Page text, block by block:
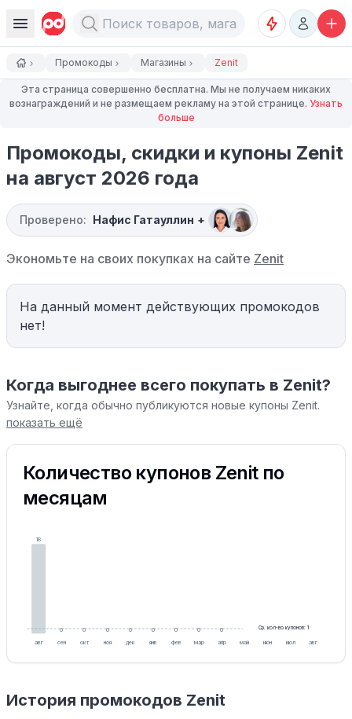
Промокоды Магазины Zenit
Эта страница совершенно бесплатна. Мы не получаем никаких
вознаграждений и не размещаем рекламу на этой странице. Узнать
больше
Промокоды, скидки и купоны Zenit
на август 2026 года
Проверено: Нафис Гатауллин +
Экономьте на своих покупках на сайте Zenit
На данный момент действующих промокодов
нет!
Когда выгоднее всего покупать в Zenit?
Узнайте, когда обычно публикуются новые купоны Zenit.
показать ещё
Количество купонов Zenit по
месяцам
18
авг
0
сен
0
окт
0
ноя
0
дек
0
янв
0
фев
0
мар
0
апр
май
0
июн
0
июл
авг
Ср. кол-во купонов: 1
История промокодов Zenit